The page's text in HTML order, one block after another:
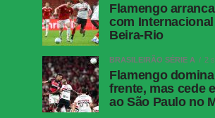
Flamengo
com
Beira-Rio
BRASILEIRÃO SÉRIE A 2
Flamengo
frente, mas cede
ao São Paulo no